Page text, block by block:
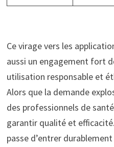
Ce virage vers les
aussi un engagement fort
utilisation responsable et
Alors que la demande
des professionnels de
garantir qualité et
passe d’entrer